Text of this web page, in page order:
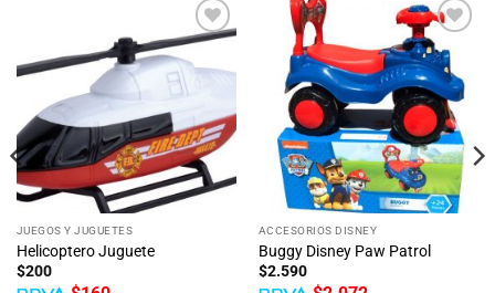
JUEGOS Y JUGUETES
Helicoptero Juguete
$200
ACCESORIOS DISNEY
Buggy Disney Paw Patrol
$2.590